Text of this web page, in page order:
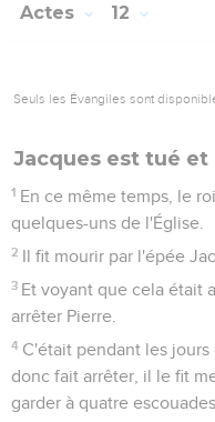
Actes 12
Seuls les Évangiles sont
Jacques est tué
1 En ce même temps, le
quelques-uns de l'Église.
2 Il fit mourir par l'épée
3 Et voyant que cela était
arrêter Pierre.
4 C'était pendant les jours
donc fait arrêter, il le fit
garder à quatre